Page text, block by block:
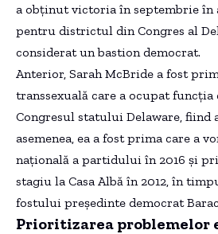
a obţinut victoria în septembrie în
pentru districtul din Congres al
considerat un bastion democrat.
Anterior, Sarah McBride a fost
transsexuală care a ocupat funcţia
Congresul statului Delaware, fiind
asemenea, ea a fost prima care a
naţională a partidului în 2016 şi
stagiu la Casa Albă în 2012, în
fostului preşedinte democrat
Prioritizarea problemelor